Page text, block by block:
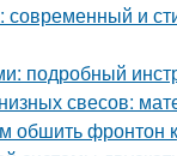
современный и
подробный
свесов:
обшить фронтон